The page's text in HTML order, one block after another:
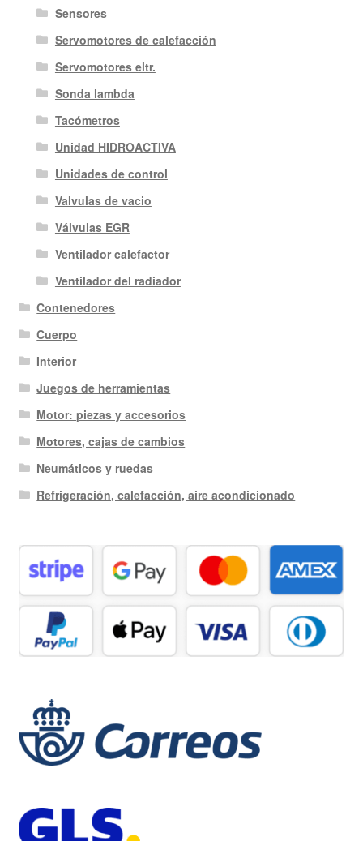
Sensores
Servomotores de calefacción
Servomotores eltr.
Sonda lambda
Tacómetros
Unidad HIDROACTIVA
Unidades de control
Valvulas de vacio
Válvulas EGR
Ventilador calefactor
Ventilador del radiador
Contenedores
Cuerpo
Interior
Juegos de herramientas
Motor: piezas y accesorios
Motores, cajas de cambios
Neumáticos y ruedas
Refrigeración, calefacción, aire acondicionado